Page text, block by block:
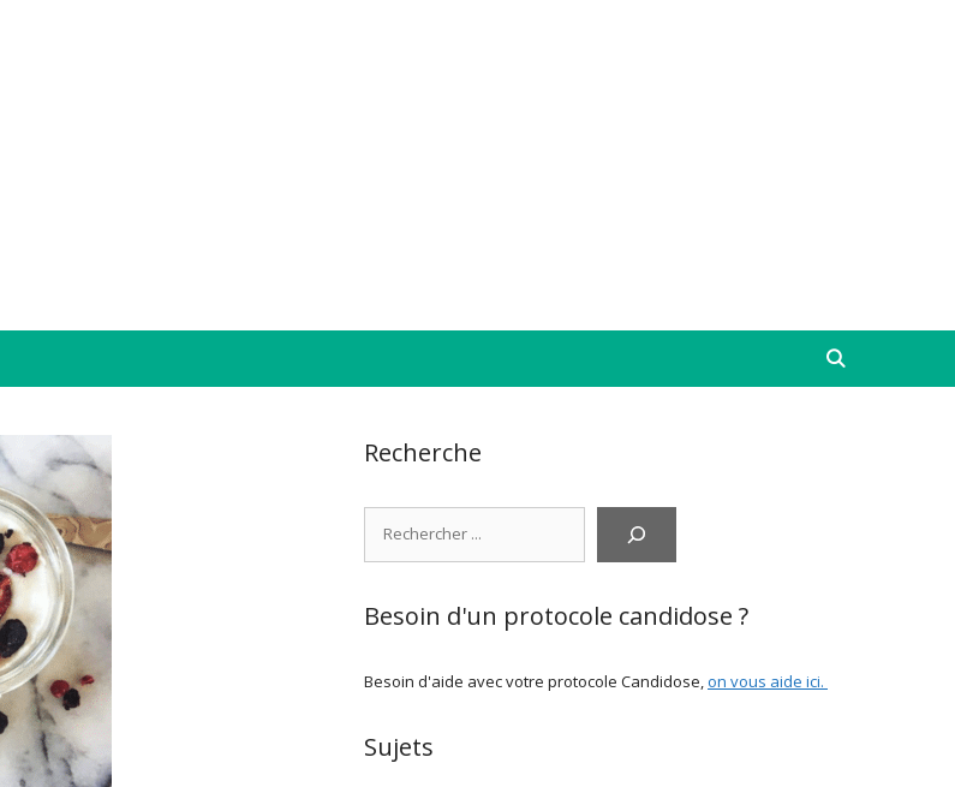
Recherche
Besoin d'un protocole candidose ?
Besoin d'aide avec votre protocole Candidose, on vous aide ici.
Sujets